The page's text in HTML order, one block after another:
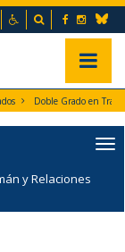
Facebook
ContactoAccesibilidad
Buscador
y Relaciones